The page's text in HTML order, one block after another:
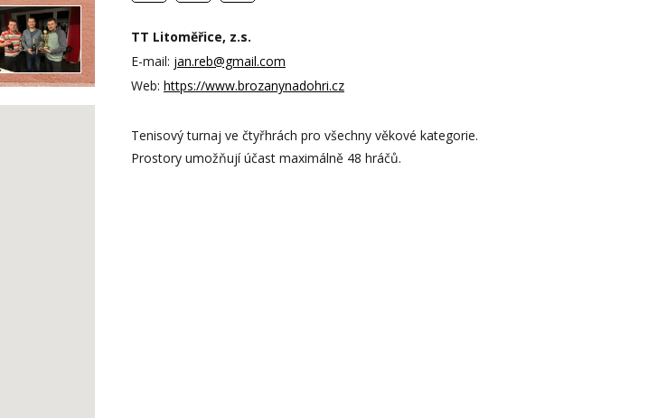
TT Litoměřice, z.s.
E-mail: jan.reb@gmail.com
Web: https://www.brozanynadohri.cz
Tenisový turnaj ve čtyřhrách pro všechny věkové kategorie.
Prostory umožňují účast maximálně 48 hráčů.